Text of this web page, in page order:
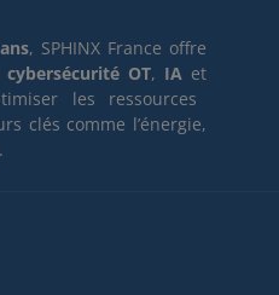
, SPHINX France offre
cybersécurité OT, IA et
les ressources
clés comme l’énergie,
.